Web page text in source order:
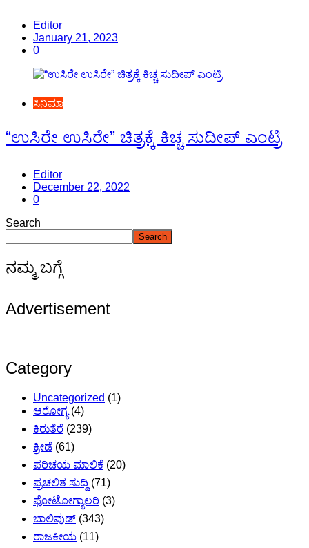
Editor
January 21, 2023
0
ಸಿನಿಮಾ
“ಉಸಿರೇ ಉಸಿರೇ” ಚಿತ್ರಕ್ಕೆ ಕಿಚ್ಚ ಸುದೀಪ್ ಎಂಟ್ರಿ
Editor
December 22, 2022
0
Search
Search
ನಮ್ಮ ಬಗ್ಗೆ
Advertisement
Category
Uncategorized (1)
ಆರೋಗ್ಯ(4)
ಕಿರುತೆರೆ (239)
ಕ್ರೀಡೆ (61)
ಪರಿಚಯ ಮಾಲಿಕೆ (20)
ಪ್ರಚಲಿತ ಸುದ್ದಿ (71)
ಫೋಟೋಗ್ಯಾಲರಿ (3)
ಬಾಲಿವುಡ್ (343)
ರಾಜಕೀಯ (11)